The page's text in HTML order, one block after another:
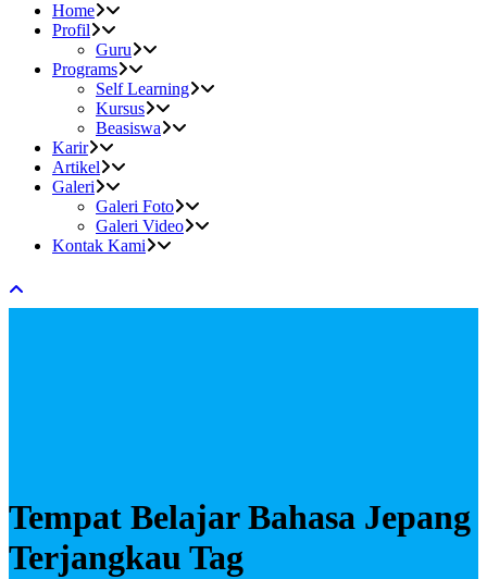
Home
Profil
Guru
Programs
Self Learning
Kursus
Beasiswa
Karir
Artikel
Galeri
Galeri Foto
Galeri Video
Kontak Kami
Tempat Belajar Bahasa Jepang
Terjangkau Tag